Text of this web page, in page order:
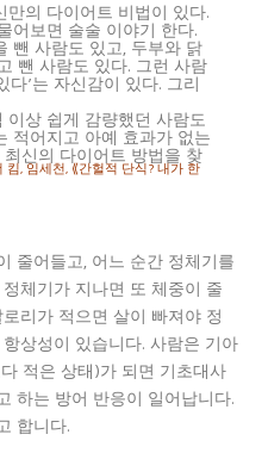
의 다이어트 비법이 있다.
어보면 술술 이야기 한다.
뺀 사람도 있고, 두부와 닭
뺀 사람도 있다. 그런 사람
다’는 자신감이 있다. 그리
상 쉽게 감량했던 사람도
적어지고 아예 효과가 없는
신의 다이어트 방법을 찾
킴, 임세천, ⟪간헐적 단식? 내가 한
줄어들고, 어느 순간 정체기를
체기가 지나면 또 체중이 줄
리가 적으면 살이 빠져야 정
상성이 있습니다. 사람은 기아
적은 상태)가 되면 기초대사
하는 방어 반응이 일어납니다.
합니다.